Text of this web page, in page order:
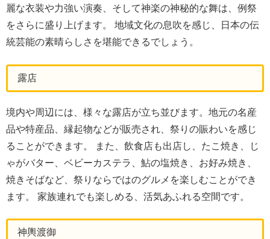
麗な衣装や力強い演奏、そして神楽の神秘的な舞は、例祭
をさらに盛り上げます。 地域文化の息吹を感じ、日本の伝
統芸能の素晴らしさを堪能できるでしょう。
露店
境内や周辺には、様々な露店が立ち並びます。地元の名産
品や特産品、縁起物などが販売され、祭りの賑わいを感じ
ることができます。 また、飲食店も出店し、たこ焼き、じ
ゃがバター、ベビーカステラ、鮎の塩焼き、お好み焼き、
焼きそばなど、祭りならではのグルメを楽しむことができ
ます。 家族連れでも楽しめる、活気あふれる空間です。
神輿渡御